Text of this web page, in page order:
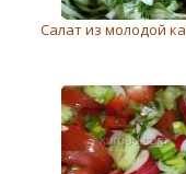
Салат из молодой